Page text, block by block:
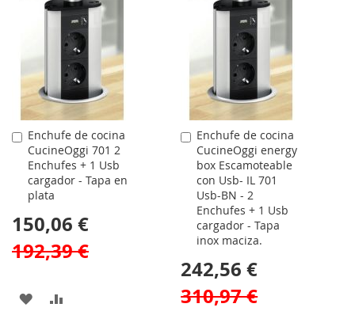
Enchufe de cocina
CucineOggi 701 2
Enchufes + 1 Usb
cargador - Tapa en
plata
150,06 €
192,39 €
Comprar
AÑADIR
Enchufe de cocina
CucineOggi energy
box Escamoteable
con Usb- IL 701
Usb-BN - 2
Enchufes + 1 Usb
cargador - Tapa
inox maciza.
242,56 €
310,97 €
Comprar